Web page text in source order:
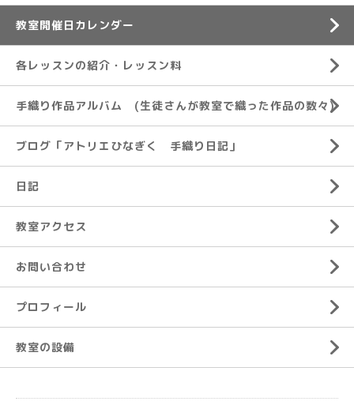
教室開催日カレンダー
各レッスンの紹介・レッスン料
手織り作品アルバム (生徒さんが教室で織った作品の数々)
ブログ「アトリエひなぎく 手織り日記」
日記
教室アクセス
お問い合わせ
プロフィール
教室の設備